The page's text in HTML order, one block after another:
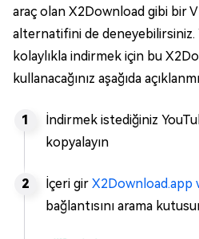
araç olan X2Download gibi bir
alternatifini de deneyebilirsiniz.
kolaylıkla indirmek için bu
kullanacağınız aşağıda
İndirmek istediğiniz
kopyalayın
İçeri gir X2Download.app
bağlantısını arama